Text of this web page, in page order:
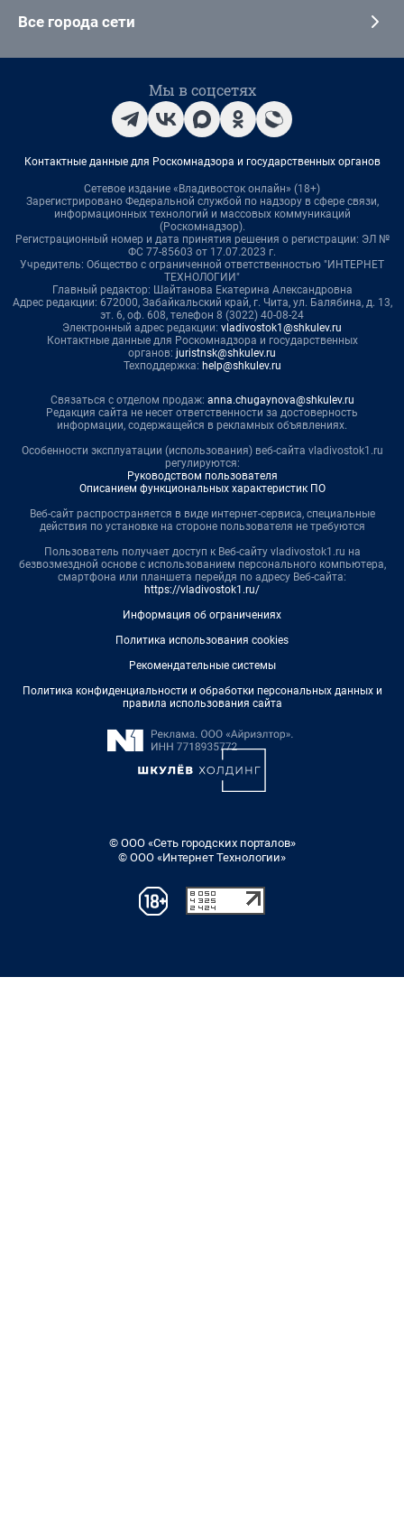
Все города сети
Мы в соцсетях
Контактные данные для Роскомнадзора и государственных органов
Сетевое издание «Владивосток онлайн» (18+)
Зарегистрировано Федеральной службой по надзору в сфере связи,
информационных технологий и массовых коммуникаций
(Роскомнадзор).
Регистрационный номер и дата принятия решения о регистрации: ЭЛ №
ФС 77-85603 от 17.07.2023 г.
Учредитель: Общество с ограниченной ответственностью "ИНТЕРНЕТ
ТЕХНОЛОГИИ"
Главный редактор: Шайтанова Екатерина Александровна
Адрес редакции: 672000, Забайкальский край, г. Чита, ул. Балябина, д. 13,
эт. 6, оф. 608, телефон 8 (3022) 40-08-24
Электронный адрес редакции: vladivostok1@shkulev.ru
Контактные данные для Роскомнадзора и государственных
органов: juristnsk@shkulev.ru
Техподдержка: help@shkulev.ru
Связаться с отделом продаж: anna.chugaynova@shkulev.ru
Редакция сайта не несет ответственности за достоверность
информации, содержащейся в рекламных объявлениях.
Особенности эксплуатации (использования) веб-сайта vladivostok1.ru
регулируются:
Руководством пользователя
Описанием функциональных характеристик ПО
Веб-сайт распространяется в виде интернет-сервиса, специальные
действия по установке на стороне пользователя не требуются
Пользователь получает доступ к Веб-сайту vladivostok1.ru на
безвозмездной основе с использованием персонального компьютера,
смартфона или планшета перейдя по адресу Веб-сайта:
https://vladivostok1.ru/
Информация об ограничениях
Политика использования cookies
Рекомендательные системы
Политика конфиденциальности и обработки персональных данных и
правила использования сайта
© ООО «Сеть городских порталов»
© ООО «Интернет Технологии»